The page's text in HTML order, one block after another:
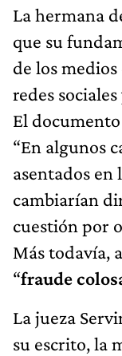
La hermana
que su
de los
redes
El
“En algunos
asentados en
cambiarían
cuestión por
Más todavía,
“fraude
La jueza
su escrito, la